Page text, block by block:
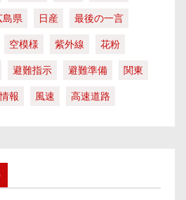
島県 日産
最後の一言
空模様 紫外線
花粉
避難指示 避難準備
関東
報 風速 高速道路